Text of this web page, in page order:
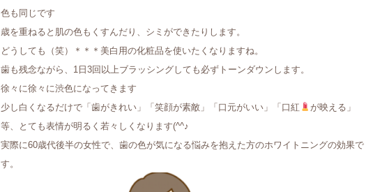
色も同じです
歳を重ねると肌の色もくすんだり、シミができたりします。
どうしても（笑）＊＊＊美白用の化粧品を使いたくなりますね。
歯も残念ながら、1日3回以上ブラッシングしても必ずトーンダウンします。
徐々に徐々に渋色になってきます
少し白くなるだけで「歯がきれい」「笑顔が素敵」「口元がいい」「口紅
が映える」
等、とても表情が明るく若々しくなります(^^♪
実際に60歳代後半の女性で、歯の色が気になる悩みを抱えた方のホワイトニングの効果で
す。